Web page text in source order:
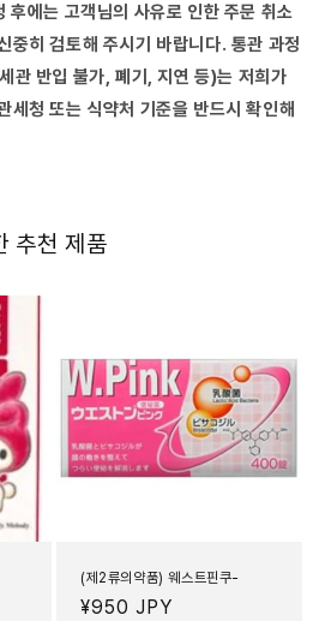
후에는 고객님의 사유로 인한 주문 취소
중히 검토해 주시기 바랍니다. 통관 과정
관 반입 불가, 폐기, 지연 등)는 저희가
세청 또는 식약처 기준을 반드시 확인해
추천 제품
(제2류의약품) 웨스트핀쿠-
정
¥950 JPY